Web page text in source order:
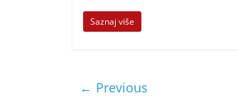
Saznaj više
← Previous